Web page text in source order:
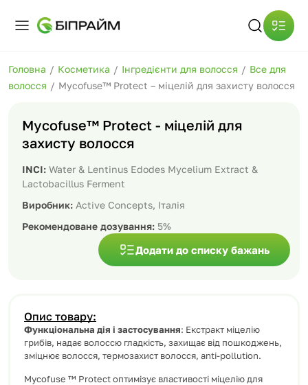
Головна / Косметика / Інгредієнти для волосся / Все для
волосся / Mycofuse™ Protect – міцелій для захисту волосся
Mycofuse™ Protect - міцелій для
захисту волосся
INCI: Water & Lentinus Edodes Mycelium Extract &
Lactobacillus Ferment
Виробник: Active Concepts, Італія
Рекомендоване дозування: 5%
Додати до списку бажань
Опис товару:
Функціональна дія і застосування: Екстракт міцелію
грибів, надає волоссю гладкість, захищає від пошкоджень,
зміцнює волосся, термозахист волосся, anti-pollution.
Mycofuse ™ Protect оптимізує властивості міцелію для